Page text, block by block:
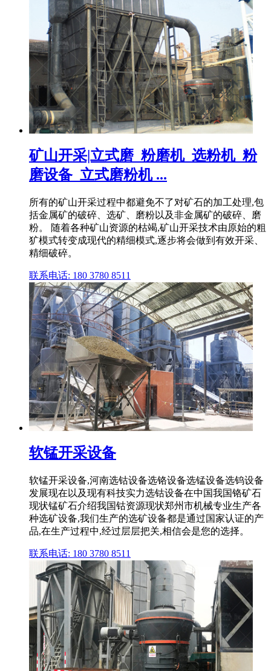
矿山开采|立式磨_粉磨机_选粉机_粉
磨设备_立式磨粉机 ...
所有的矿山开采过程中都避免不了对矿石的加工处理,包
括金属矿的破碎、选矿、磨粉以及非金属矿的破碎、磨
粉。 随着各种矿山资源的枯竭,矿山开采技术由原始的粗
犷模式转变成现代的精细模式,逐步将会做到有效开采、
精细破碎。
联系电话: 180 3780 8511
软锰开采设备
软锰开采设备,河南选钴设备选铬设备选锰设备选钨设备
发展现在以及现有科技实力选钴设备在中国我国铬矿石
现状锰矿石介绍我国钴资源现状郑州市机械专业生产各
种选矿设备,我们生产的选矿设备都是通过国家认证的产
品,在生产过程中,经过层层把关,相信会是您的选择。
联系电话: 180 3780 8511